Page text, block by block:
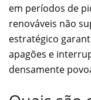
em períodos de
renováveis não
estratégico
apagões e
densamente